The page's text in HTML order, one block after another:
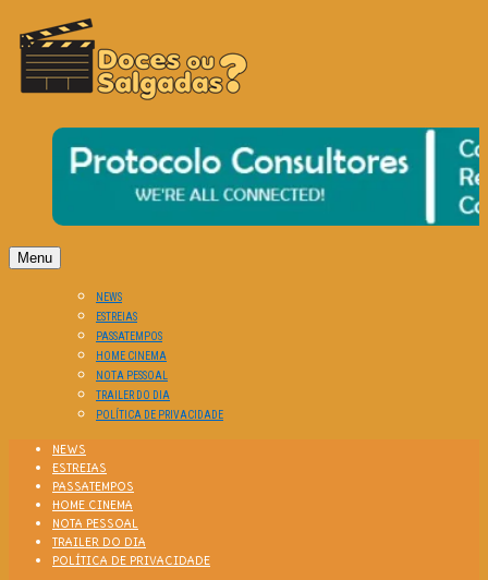
DOCES OU SALGADAS?
O Cinema? Uma Paixão!!
Menu
NEWS
ESTREIAS
PASSATEMPOS
HOME CINEMA
NOTA PESSOAL
TRAILER DO DIA
POLÍTICA DE PRIVACIDADE
NEWS
ESTREIAS
PASSATEMPOS
HOME CINEMA
NOTA PESSOAL
TRAILER DO DIA
POLÍTICA DE PRIVACIDADE